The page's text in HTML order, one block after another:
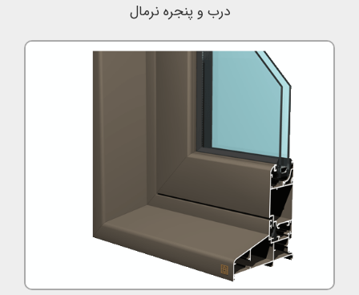
درب و پنجره نرمال